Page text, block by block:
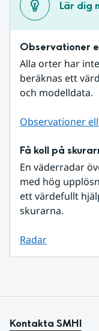
Lär dig
Observationer
Alla orter har
beräknas ett
och modelldata.
Observationer
Få koll på
En väderradar
med hög
ett värdefullt
skurarna.
Radar
Kontakta SMHI